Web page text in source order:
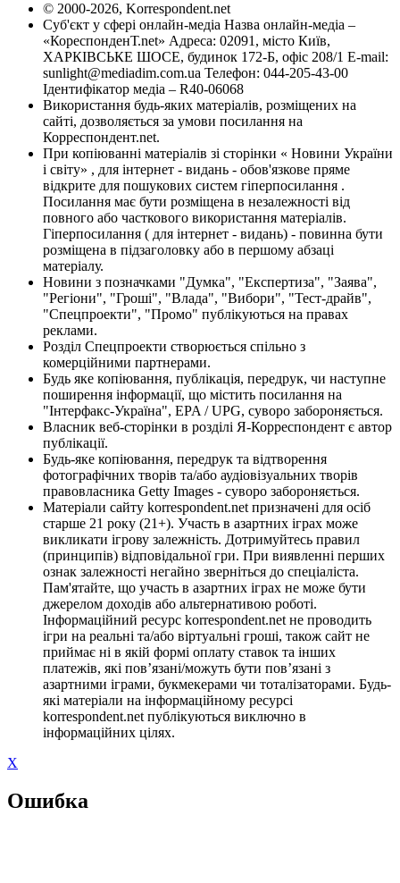
© 2000-2026, Korrespondent.net
Суб'єкт у сфері онлайн-медіа Назва онлайн-медіа –
«КореспонденТ.net» Адреса: 02091, місто Київ,
ХАРКІВСЬКЕ ШОСЕ, будинок 172-Б, офіс 208/1 E-mail:
sunlight@mediadim.com.ua Телефон: 044-205-43-00
Ідентифікатор медіа – R40-06068
Використання будь-яких матеріалів, розміщених на
сайті, дозволяється за умови посилання на
Корреспондент.net.
При копіюванні матеріалів зі сторінки « Новини України
і світу» , для інтернет - видань - обов'язкове пряме
відкрите для пошукових систем гіперпосилання .
Посилання має бути розміщена в незалежності від
повного або часткового використання матеріалів.
Гіперпосилання ( для інтернет - видань) - повинна бути
розміщена в підзаголовку або в першому абзаці
матеріалу.
Новини з позначками "Думка", "Експертиза", "Заява",
"Регіони", "Гроші", "Влада", "Вибори", "Тест-драйв",
"Спецпроекти", "Промо" публікуються на правах
реклами.
Розділ Спецпроекти створюється спільно з
комерційними партнерами.
Будь яке копіювання, публікація, передрук, чи наступне
поширення інформації, що містить посилання на
"Інтерфакс-Україна", EPA / UPG, суворо забороняється.
Власник веб-сторінки в розділі Я-Корреспондент є автор
публікації.
Будь-яке копіювання, передрук та відтворення
фотографічних творів та/або аудіовізуальних творів
правовласника Getty Images - суворо забороняється.
Матеріали сайту korrespondent.net призначені для осіб
старше 21 року (21+). Участь в азартних іграх може
викликати ігрову залежність. Дотримуйтесь правил
(принципів) відповідальної гри. При виявленні перших
ознак залежності негайно зверніться до спеціаліста.
Пам'ятайте, що участь в азартних іграх не може бути
джерелом доходів або альтернативою роботі.
Інформаційний ресурс korrespondent.net не проводить
ігри на реальні та/або віртуальні гроші, також сайт не
приймає ні в якій формі оплату ставок та інших
платежів, які пов’язані/можуть бути пов’язані з
азартними іграми, букмекерами чи тоталізаторами. Будь-
які матеріали на інформаційному ресурсі
korrespondent.net публікуються виключно в
інформаційних цілях.
X
Ошибка